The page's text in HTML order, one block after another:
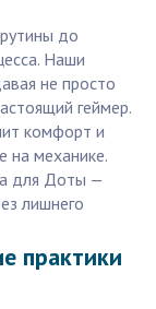
до
Наши
не просто
геймер.
комфорт и
на механике.
для Доты —
лишнего
практики